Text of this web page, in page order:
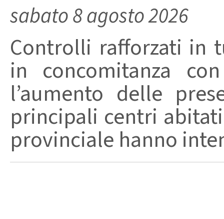
sabato 8 agosto 2026
Controlli rafforzati in
in concomitanza
l’aumento delle
principali centri
provinciale hanno